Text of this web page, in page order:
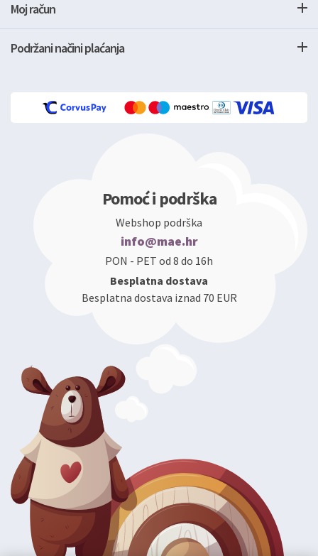
Moj račun
Podržani načini plaćanja
Pomoć i podrška
Webshop podrška
info@mae.hr
PON - PET od 8 do 16h
Besplatna dostava
Besplatna dostava iznad 70 EUR